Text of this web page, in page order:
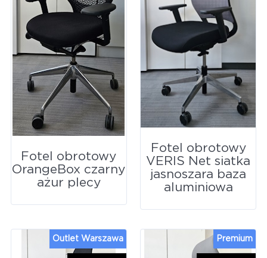
Fotel obrotowy
OrangeBox czarny
ażur plecy
Fotel obrotowy
VERIS Net siatka
jasnoszara baza
aluminiowa
Outlet Warszawa Premium